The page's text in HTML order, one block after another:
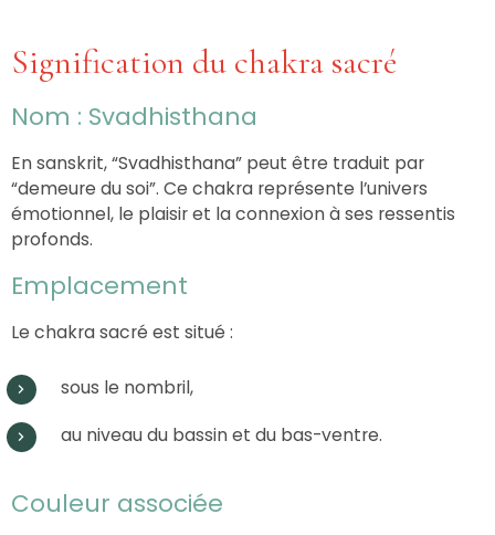
Signification du chakra sacré
Nom : Svadhisthana
En sanskrit, “Svadhisthana” peut être traduit par
“demeure du soi”. Ce chakra représente l’univers
émotionnel, le plaisir et la connexion à ses ressentis
profonds.
Emplacement
Le chakra sacré est situé :
sous le nombril,
au niveau du bassin et du bas-ventre.
Couleur associée